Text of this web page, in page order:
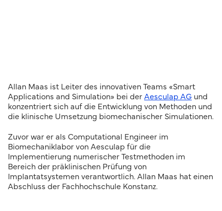
Allan Maas ist Leiter des innovativen Teams «Smart
Applications and Simulation» bei der Aesculap AG und
konzentriert sich auf die Entwicklung von Methoden und
die klinische Umsetzung biomechanischer Simulationen.
Zuvor war er als Computational Engineer im
Biomechaniklabor von Aesculap für die
Implementierung numerischer Testmethoden im
Bereich der präklinischen Prüfung von
Implantatsystemen verantwortlich. Allan Maas hat einen
Abschluss der Fachhochschule Konstanz.